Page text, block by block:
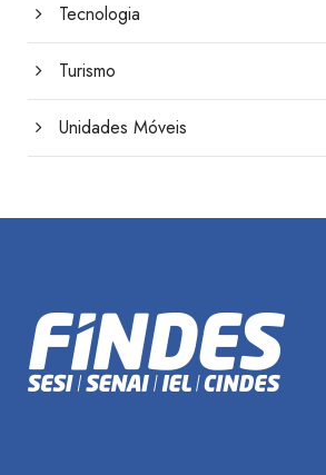
Tecnologia
Turismo
Unidades Móveis